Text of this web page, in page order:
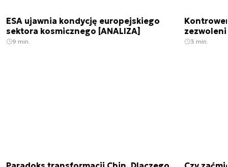
ESA ujawnia kondycję europejskiego
sektora kosmicznego [ANALIZA]
9 min. 3 min.